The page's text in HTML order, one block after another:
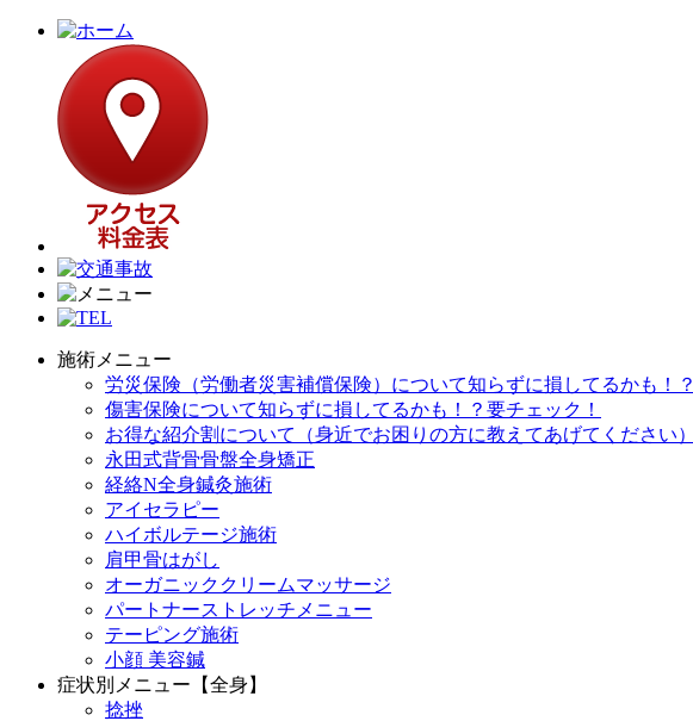
施術メニュー
労災保険（労働者災害補償保険）について知らずに損してるかも！？
傷害保険について知らずに損してるかも！？要チェック！
お得な紹介割について（身近でお困りの方に教えてあげてください）
永田式背骨骨盤全身矯正
経絡N全身鍼灸施術
アイセラピー
ハイボルテージ施術
肩甲骨はがし
オーガニッククリームマッサージ
パートナーストレッチメニュー
テーピング施術
小顔 美容鍼
症状別メニュー【全身】
捻挫